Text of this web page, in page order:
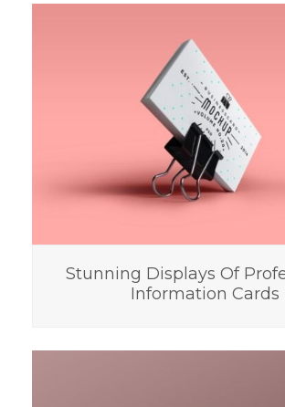
Stunning Displays Of
Information Cards